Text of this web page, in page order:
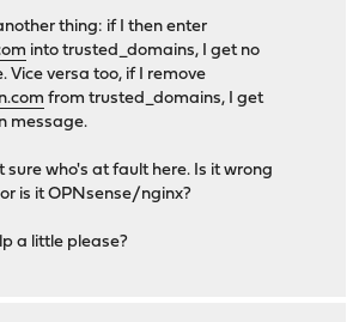
thing: if I then enter
into trusted_domains, I get no
Vice versa too, if I remove
from trusted_domains, I get
message.
sure who's at fault here. Is it wrong
is it OPNsense/nginx?
a little please?